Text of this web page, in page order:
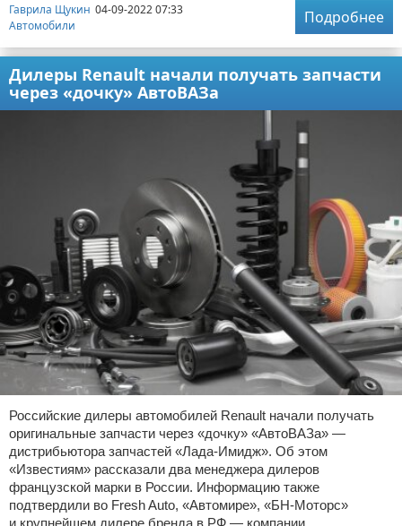
Гаврила Щукин 04-09-2022 07:33
Автомобили
Подробнее
Дилеры Renault начали получать запчасти
через «дочку» АвтоВАЗа
Российские дилеры автомобилей Renault начали получать
оригинальные запчасти через «дочку» «АвтоВАЗа» —
дистрибьютора запчастей «Лада-Имидж». Об этом
«Известиям» рассказали два менеджера дилеров
французской марки в России. Информацию также
подтвердили во Fresh Auto, «Автомире», «БН-Моторс»